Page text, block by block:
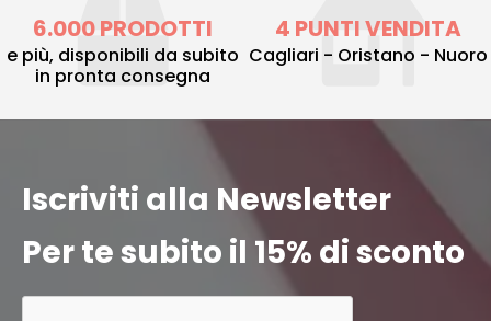
6.000 PRODOTTI
e più, disponibili da subito
in pronta consegna
4 PUNTI VENDITA
Cagliari - Oristano - Nuoro
Iscriviti alla Newsletter
Per te subito il 15% di sconto